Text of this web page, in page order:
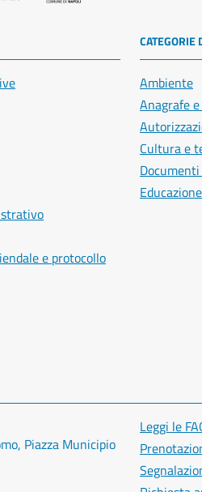
e protocollo
CATEGORIE
Ambiente
Anagrafe
Cultura e
Piazza Municipio
Leggi le